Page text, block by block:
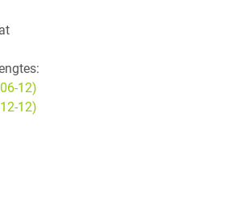
12)
12)